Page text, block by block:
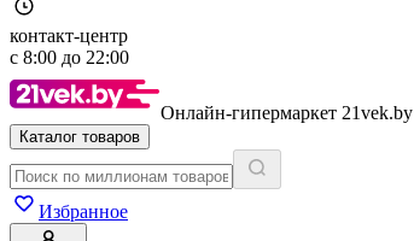
контакт-центр
с 8:00 до 22:00
Онлайн-гипермаркет 21vek.by
Каталог товаров
Избранное